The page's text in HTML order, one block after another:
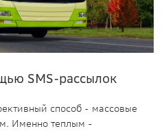
SMS-рассылок
способ - массовые
Именно теплым -